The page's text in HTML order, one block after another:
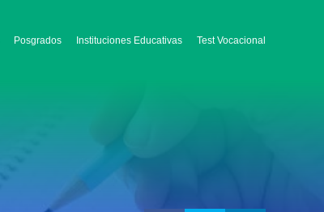
Posgrados Instituciones Educativas Test Vocacional